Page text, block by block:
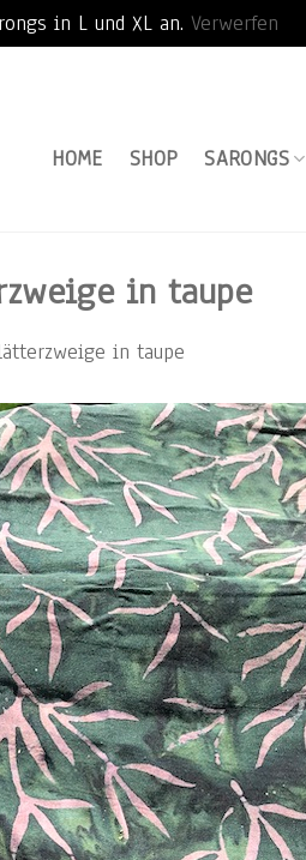
in L und XL an. Verwerfen
HOME
SHOP SARONGS
in taupe
in taupe